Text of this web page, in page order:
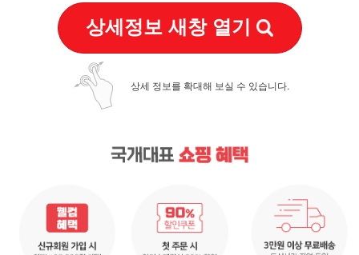
상세정보 새창 열기
상세 정보를 확대해 보실 수 있습니다.